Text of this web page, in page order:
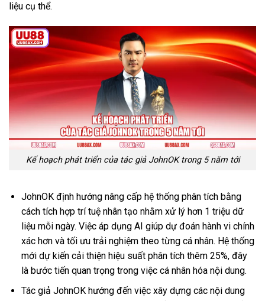
liệu cụ thể.
Kế hoạch phát triển của tác giả JohnOK trong 5 năm tới
JohnOK định hướng nâng cấp hệ thống phân tích bằng
cách tích hợp trí tuệ nhân tạo nhằm xử lý hơn 1 triệu dữ
liệu mỗi ngày. Việc áp dụng AI giúp dự đoán hành vi chính
xác hơn và tối ưu trải nghiệm theo từng cá nhân. Hệ thống
mới dự kiến cải thiện hiệu suất phân tích thêm 25%, đây
là bước tiến quan trọng trong việc cá nhân hóa nội dung.
Tác giả JohnOK hướng đến việc xây dựng các nội dung